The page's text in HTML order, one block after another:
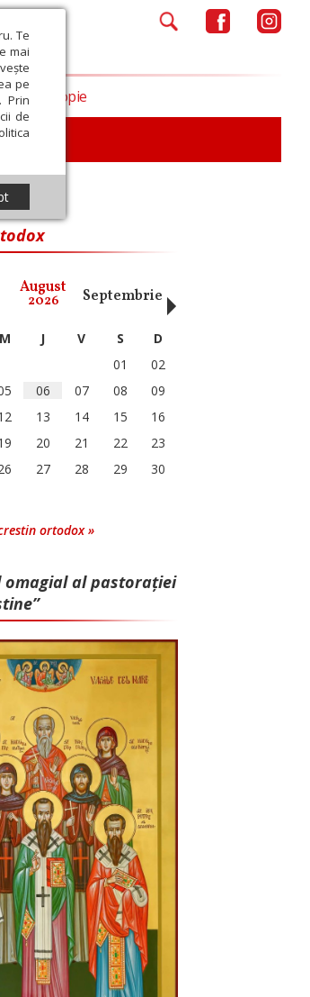
Te
mai
pe
Prin
de
Filantropie
August
2026 Septembrie Octombrie
M J V S
D
01
02
06 07 08
09
13 14 15
16
20 21 22
23
27 28 29
30
ortodox »
omagial al pastorației